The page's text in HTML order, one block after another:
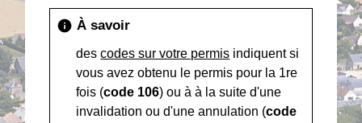
info À savoir
descodes sur votre permis indiquent si
vous avez obtenu le permis pour la 1re
fois (code 106) ou à à la suite d'une
invalidation ou d'une annulation (code